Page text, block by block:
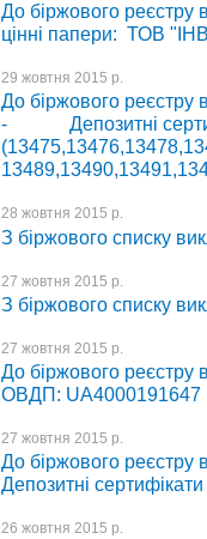
До біржового реєстру
цінні папери: ТОВ
29 жовтня 2015 р.
До біржового реєстру
- Депозитні
28 жовтня 2015 р.
З біржового списку
27 жовтня 2015 р.
З біржового списку
27 жовтня 2015 р.
До біржового реєстру
ОВДП: UA4000191647
27 жовтня 2015 р.
До біржового реєстру
Депозитні
26 жовтня 2015 р.